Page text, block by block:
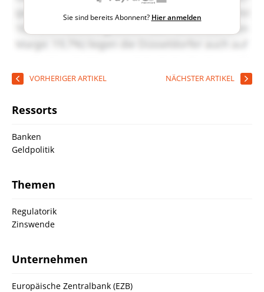
Sie sind bereits Abonnent? Hier anmelden
VORHERIGER ARTIKEL NÄCHSTER ARTIKEL
Ressorts
Banken
Geldpolitik
Themen
Regulatorik
Zinswende
Unternehmen
Europäische Zentralbank (EZB)